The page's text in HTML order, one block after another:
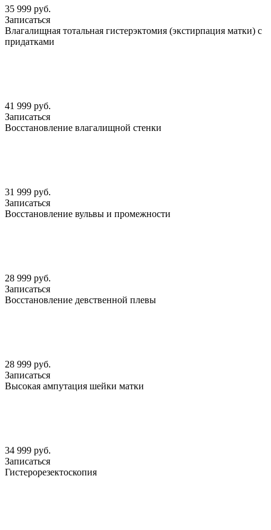
35 999 руб.
Записаться
Влагалищная тотальная гистерэктомия (экстирпация матки) с
придатками
41 999 руб.
Записаться
Восстановление влагалищной стенки
31 999 руб.
Записаться
Восстановление вульвы и промежности
28 999 руб.
Записаться
Восстановление девственной плевы
28 999 руб.
Записаться
Высокая ампутация шейки матки
34 999 руб.
Записаться
Гистерорезектоскопия